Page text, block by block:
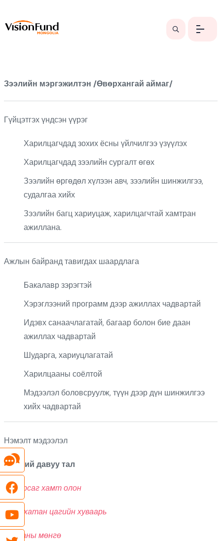
Зээлийн мэргэжилтэн /Өвөрхангай аймаг/
Гүйцэтгэх үндсэн үүрэг
Харилцагчдад зохих ёсны үйлчилгээ үзүүлэх
Харилцагчдад зээлийн сургалт өгөх
Зээлийн өргөдөл хүлээн авч, зээлийн шинжилгээ,
судалгаа хийх
Зээлийн багц хариуцаж, харилцагчтай хамтран
ажиллана.
Ажлын байранд тавигдах шаардлага
Бакалавр зэрэгтэй
Хэрэглээний программ дээр ажиллах чадвартай
Идэвх санаачлагатай, багаар болон бие даан
ажиллах чадвартай
Шударга, хариуцлагатай
Харилцааны соёлтой
Мэдээлэл боловсруулж, түүн дээр дүн шинжилгээ
хийх чадвартай
Нэмэлт мэдээлэл
Бидний давуу тал
* Найрсаг хамт олон
*Уян хатан цагийн хуваарь
*Унааны мөнгө